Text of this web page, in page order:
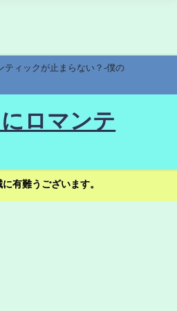
ティックが止まらない？-僕の
ロマンテ
有難うございます。